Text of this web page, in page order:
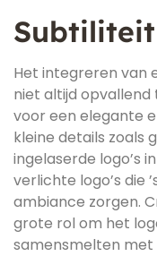
Het integreren van
niet altijd opvallend
voor een elegante
kleine details zoals
ingelaserde logo’s
verlichte logo’s die
ambiance zorgen.
grote rol om het
samensmelten met